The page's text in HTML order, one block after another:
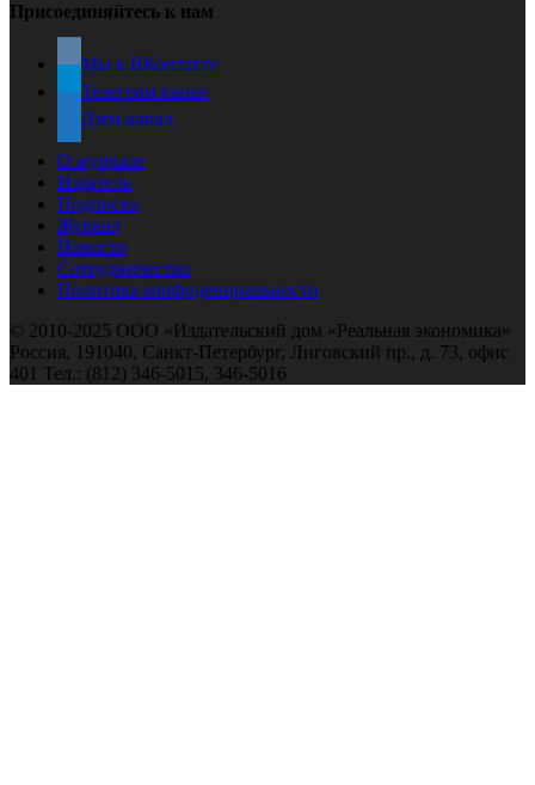
Присоединяйтесь к нам
Мы в ВКонтакте
Телеграм канал
Дзен-канал
О журнале
Издатель
Подписка
Журнал
Новости
Сотрудничество
Политика конфиденциальности
© 2010-2025 ООО «Издательский дом «Реальная экономика»
Россия, 191040, Санкт-Петербург, Лиговский пр., д. 73, офис
401 Тел.: (812) 346-5015, 346-5016